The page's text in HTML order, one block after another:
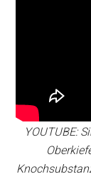
YOUTUBE: